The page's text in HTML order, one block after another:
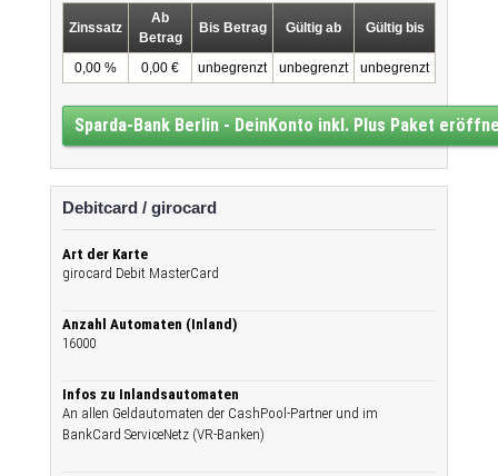
Zinssatz
Ab
Betrag
Bis Betrag Gültig ab Gültig bis
0,00 % 0,00 € unbegrenzt unbegrenzt unbegrenzt
Sparda-Bank Berlin - DeinKonto inkl. Plus Paket
Debitcard / girocard
Art der Karte
girocard Debit MasterCard
Anzahl Automaten (Inland)
16000
Infos zu Inlandsautomaten
An allen Geldautomaten der CashPool-Partner und im
BankCard ServiceNetz (VR-Banken)